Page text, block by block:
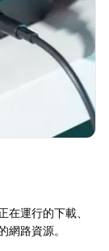
運行的下載、
路資源。